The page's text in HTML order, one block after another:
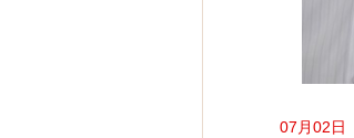
07月02日